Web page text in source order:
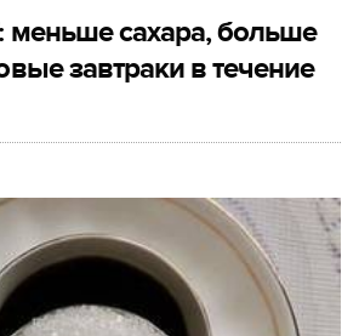
меньше сахара, больше
завтраки в течение